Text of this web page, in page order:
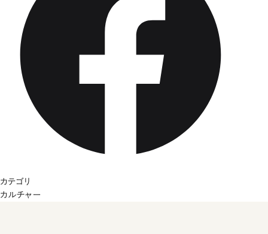
カテゴリ
カルチャー